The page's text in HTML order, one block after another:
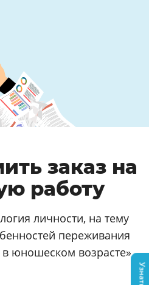
заказ на
работу
личности, на тему
переживания
юношеском возрасте»